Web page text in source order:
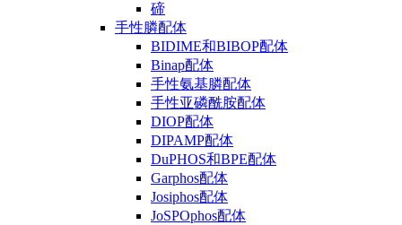
碲
手性膦配体
BIDIME和BIBOP配体
Binap配体
手性氨基膦配体
手性亚磷酰胺配体
DIOP配体
DIPAMP配体
DuPHOS和BPE配体
Garphos配体
Josiphos配体
JoSPOphos配体